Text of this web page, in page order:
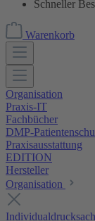
Schneller
Warenkorb
Organisation
Praxis-IT
Fachbücher
DMP-
Praxisausstattung
EDITION
Hersteller
Organisation